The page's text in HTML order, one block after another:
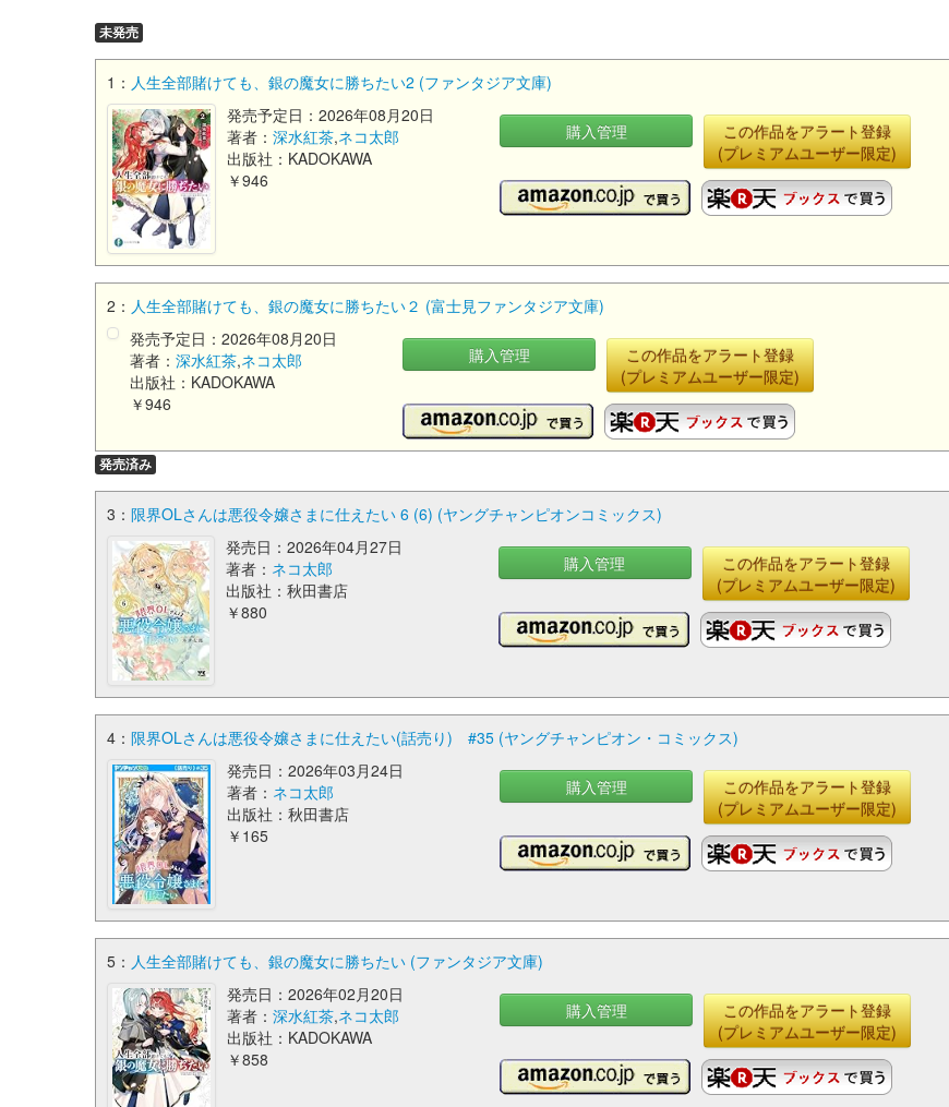
未発売
1： 人生全部賭けても、銀の魔女に勝ちたい2 (ファンタジア文庫)
発売予定日：2026年08月20日
著者：深水紅茶,ネコ太郎
出版社：KADOKAWA
￥946
購入管理
この作品をアラート登録
(プレミアムユーザー限定)
2： 人生全部賭けても、銀の魔女に勝ちたい２ (富士見ファンタジア文庫)
発売予定日：2026年08月20日
著者： 深水紅茶,ネコ太郎
出版社：KADOKAWA
￥946
購入管理
この作品をアラート登録
(プレミアムユーザー限定)
発売済み
3： 限界OLさんは悪役令嬢さまに仕えたい 6 (6) (ヤングチャンピオンコミックス)
発売日：2026年04月27日
著者： ネコ太郎
出版社：秋田書店
￥880
購入管理
この作品をアラート登録
(プレミアムユーザー限定)
4： 限界OLさんは悪役令嬢さまに仕えたい(話売り) #35 (ヤングチャンピオン・コミックス)
発売日：2026年03月24日
著者： ネコ太郎
出版社：秋田書店
￥165
購入管理
この作品をアラート登録
(プレミアムユーザー限定)
5： 人生全部賭けても、銀の魔女に勝ちたい (ファンタジア文庫)
発売日：2026年02月20日
著者：深水紅茶,ネコ太郎
出版社：KADOKAWA
￥858
購入管理
この作品をアラート登録
(プレミアムユーザー限定)